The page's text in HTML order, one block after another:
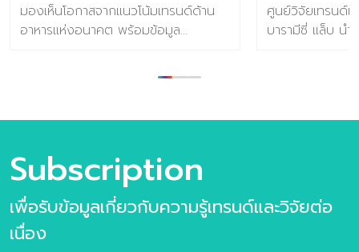
มองเห็นโอกาสจากแนวโน้มเทรนด์ด้าน
อาหารแห่งอนาคต พร้อมข้อมูล
100 ตัวอย่าง เนื้อหาภายในเล่ม ชุด
รนด์ความต้องการของผู้บริโภคยุคใหม่
10 แนวโน้มธุรกิจอาหารแห่งอนาคต และ
31 เทรนด์ย่อยประกอบไปด้วย >10 แนว
โน้มธุรกิจอาหารแห่งอนาคต ประกอบไป
ด้วย Personalized Nutrition Well-
ศูนย์วิจัยเทรนด์
บารามีซี่ แล็บ น
อสังหาริมทรัพย์
ความสะดวก กา
Subscription
เพื่อรับข้อมูลเกี่ยวกับความรู้เทรนด์และวิจัยต่อ
เนื่อง